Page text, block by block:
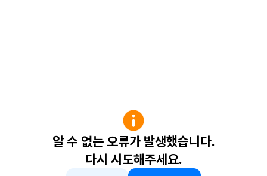
알 수 없는 오류가 발생했습니다.
다시 시도해주세요.